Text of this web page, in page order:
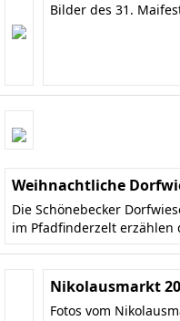
Bilder des 31.
Weihnachtliche
Die Schönebecker
im Pfadfinderzelt erzählen
Nikolausmarkt
Fotos vom